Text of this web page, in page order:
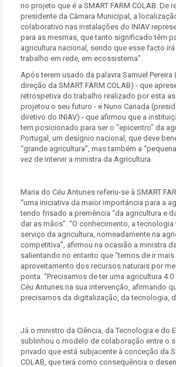
no projeto que é a SMART FARM COLAB. De
presidente da Câmara Municipal, a
colaborativo nas instalações do INIAV
para as mesmas, que tanto significado têm
agricultura nacional, sendo que esse facto irá
trabalho em rede, em ecossistema”.
Após terem usado da palavra Samuel Pereira
direção da SMART FARM COLAB) - que
retrospetiva do trabalho realizado por esta
projetou o seu futuro - e Nuno Canada
diretivo do INIAV) - que afirmou que a
tem posicionado para ser o "epicentro" da
Portugal, um desígnio nacional, que deve
“grande agricultura”, mas também a
vez de intervir a ministra da Agricultura.
Maria do Céu Antunes referiu-se à SMART
“uma iniciativa da maior importância para a
tendo frisado a premência “da agricultura e
dar as mãos”. “O conhecimento, a
serviço da agricultura, nomeadamente na
competitiva”, afirmou na ocasião a ministra
salientando no entanto que “temos de ir mais
aproveitamento dos recursos naturais por
ponta. “Precisamos de ter uma agricultura 4.0
Céu Antunes na sua intervenção, afirmando
precisamos da digitalização, da tecnologia,
Já o ministro da Ciência, da Tecnologia e do
sublinhou o modelo de colaboração entre o
privado que está subjacente à conceção da
COLAB, que terá como consequência o